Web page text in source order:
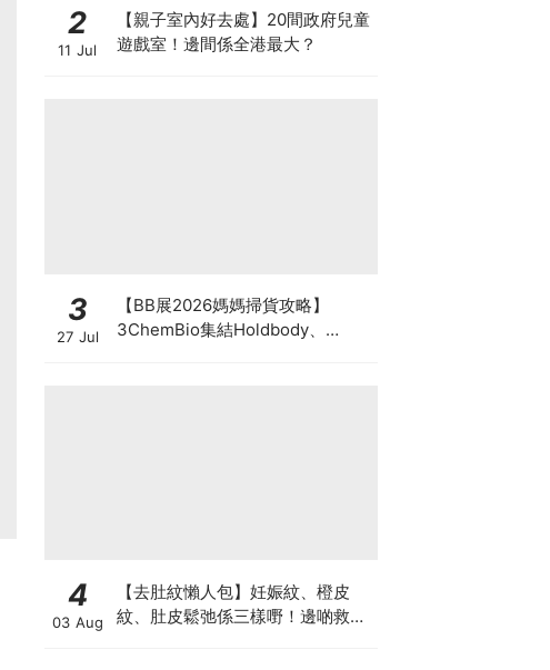
2
11 Jul
【親子室內好去處】20間政府兒童
遊戲室！邊間係全港最大？
3
27 Jul
【BB展2026媽媽掃貨攻略】
3ChemBio集結Holdbody、
4
03 Aug
【去肚紋懶人包】妊娠紋、橙皮
紋、肚皮鬆弛係三樣嘢！邊啲救得